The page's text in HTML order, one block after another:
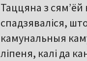
Таццяна з
спадзяваліся,
камунальныя
ліпеня, калі да